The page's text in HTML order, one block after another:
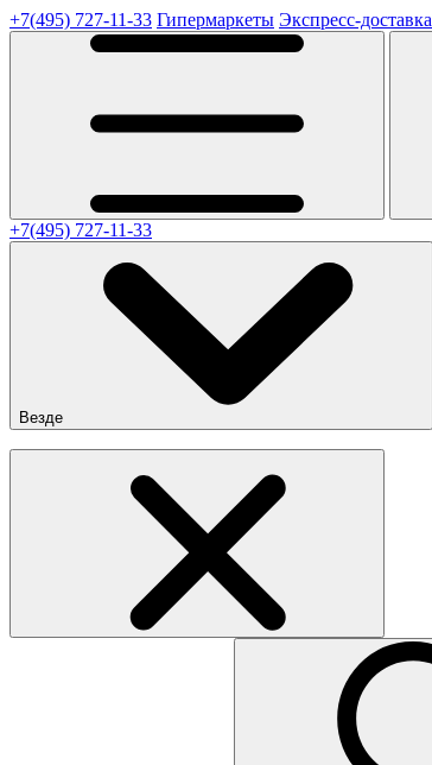
+7(495) 727-11-33 Гипермаркеты Экспресс-доставка
+7(495) 727-11-33
Везде